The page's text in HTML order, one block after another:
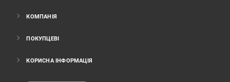
КОМПАНІЯ
ПОКУПЦЕВІ
КОРИСНА ІНФОРМАЦІЯ